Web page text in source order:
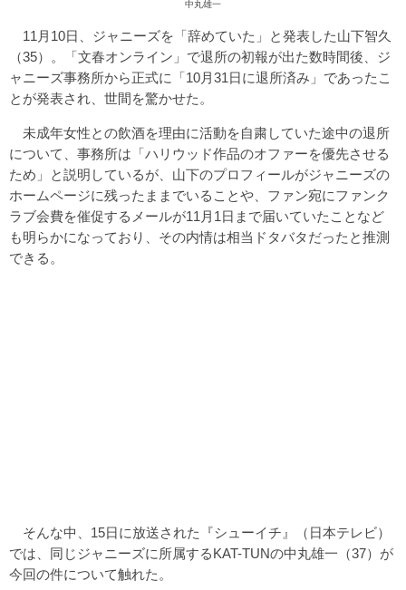
中丸雄一
11月10日、ジャニーズを「辞めていた」と発表した山下智久
（35）。「文春オンライン」で退所の初報が出た数時間後、ジ
ャニーズ事務所から正式に「10月31日に退所済み」であったこ
とが発表され、世間を驚かせた。
未成年女性との飲酒を理由に活動を自粛していた途中の退所
について、事務所は「ハリウッド作品のオファーを優先させる
ため」と説明しているが、山下のプロフィールがジャニーズの
ホームページに残ったままでいることや、ファン宛にファンク
ラブ会費を催促するメールが11月1日まで届いていたことなど
も明らかになっており、その内情は相当ドタバタだったと推測
できる。
そんな中、15日に放送された『シューイチ』（日本テレビ）
では、同じジャニーズに所属するKAT-TUNの中丸雄一（37）が
今回の件について触れた。